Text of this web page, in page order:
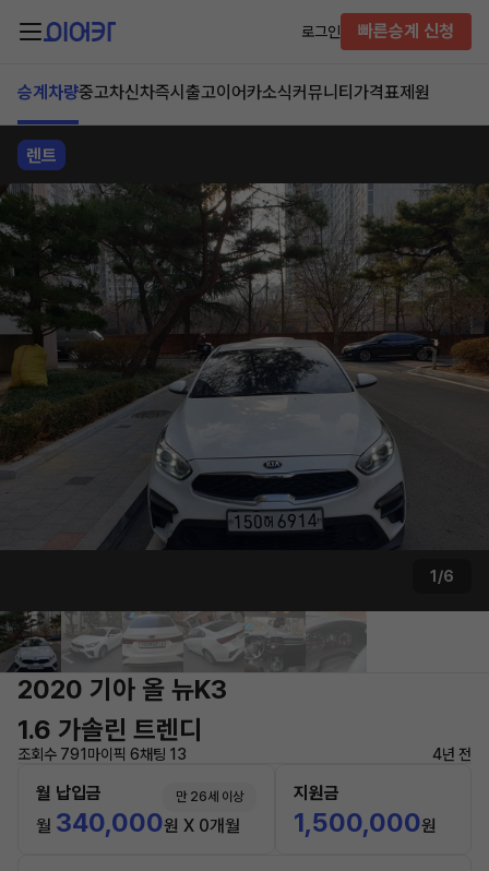
로그인 빠른승계 신청
승계차량중고차신차즉시출고이어카소식커뮤니티 가격표제원
렌트
1/6
2020 기아 올 뉴K3
1.6 가솔린 트렌디
조회수 791 마이픽 6채팅 13 4년 전
월 납입금 만 26세 이상
월 340,000원 X 0개월
지원금
1,500,000원